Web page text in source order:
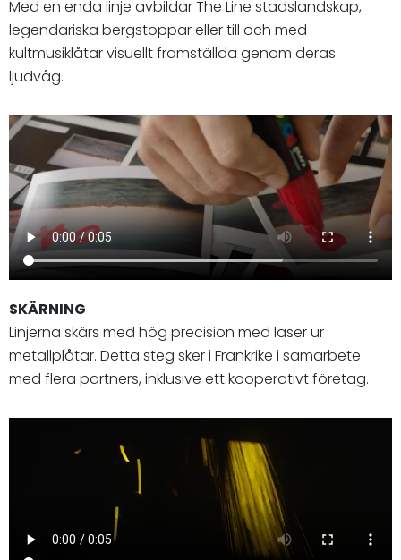
Med en enda linje avbildar The Line stadslandskap,
legendariska bergstoppar eller till och med
kultmusiklåtar visuellt framställda genom deras
ljudvåg.
SKÄRNING
Linjerna skärs med hög precision med laser ur
metallplåtar. Detta steg sker i Frankrike i samarbete
med flera partners, inklusive ett kooperativt företag.